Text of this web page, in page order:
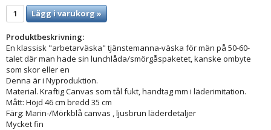
Lägg i varukorg »
Produktbeskrivning:
En klassisk "arbetarväska" tjänstemanna-väska för män på 50-60-
talet där man hade sin lunchlåda/smörgåspaketet, kanske ombyte
som skor eller en
Denna är i Nyproduktion.
Material. Kraftig Canvas som tål fukt, handtag mm i läderimitation.
Mått: Höjd 46 cm bredd 35 cm
Färg: Marin-/Mörkblå canvas , ljusbrun läderdetaljer
Mycket fin